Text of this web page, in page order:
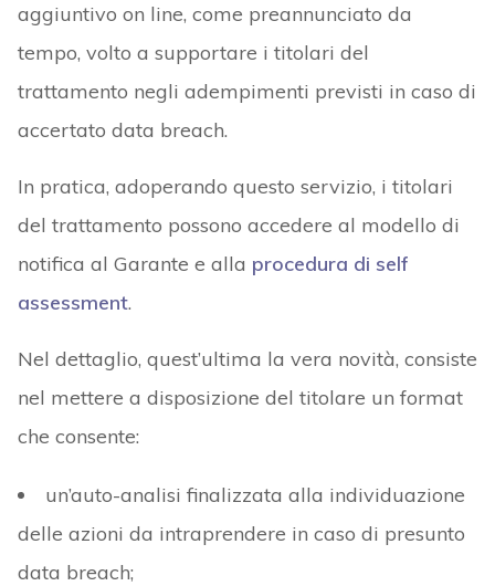
aggiuntivo on line, come preannunciato da
tempo, volto a supportare i titolari del
trattamento negli adempimenti previsti in caso di
accertato data breach.
In pratica, adoperando questo servizio, i titolari
del trattamento possono accedere al modello di
notifica al Garante e alla procedura di self
assessment.
Nel dettaglio, quest’ultima la vera novità, consiste
nel mettere a disposizione del titolare un format
che consente:
un’auto-analisi finalizzata alla individuazione
delle azioni da intraprendere in caso di presunto
data breach;